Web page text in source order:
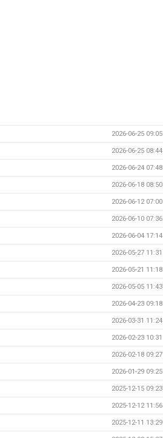
2026-06-25 09:05
2026-06-25 08:44
2026-06-24 07:48
2026-06-18 08:50
2026-06-12 07:00
2026-06-10 07:36
2026-06-04 17:14
2026-05-27 11:31
2026-05-21 11:18
2026-05-05 11:43
2026-04-23 09:18
2026-03-31 11:24
2026-02-23 10:31
2026-02-18 09:27
2026-01-29 09:25
2025-12-15 09:23
2025-12-12 11:56
2025-12-11 13:29